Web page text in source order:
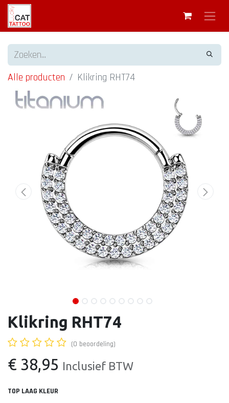
Alle producten Klikring RHT74
Klikring RHT74
(0 beoordeling)
€ 38,95 Inclusief BTW
TOP LAAG KLEUR